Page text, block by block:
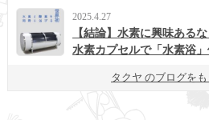
2025.4.27
【結論】水素に興味ある
水素カプセルで「水素浴」
タクヤ のブログを